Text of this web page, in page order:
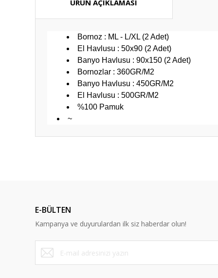
ÜRÜN AÇIKLAMASI
Bornoz : ML - L/XL (2 Adet)
El Havlusu : 50x90 (2 Adet)
Banyo Havlusu : 90x150 (2 Adet)
Bornozlar : 360GR/M2
Banyo Havlusu : 450GR/M2
El Havlusu : 500GR/M2
%100 Pamuk
~
Ürün bilgilerinde hatalar bulunuyor.
Ürün fiyatı diğer sitelerden daha pahalı.
Bu ürüne benzer farklı alternatifler olmalı.
E-BÜLTEN
Kampanya ve duyurulardan ilk siz haberdar olun!